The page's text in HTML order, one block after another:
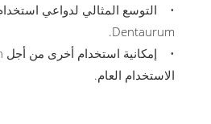
Dentaurum.
• إمكانية استخدام أخرى من أجل tomas
الاستخدام العام.